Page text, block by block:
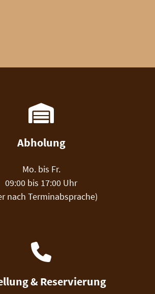
Abholung
Mo. bis Fr.
09:00 bis 17:00 Uhr
nach Terminabsprache)
& Reservierung